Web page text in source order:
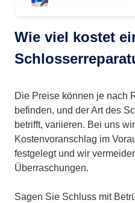
Wie viel kostet
Die Preise können je nach
befinden, und der Art des
betrifft, variieren. Bei uns
Kostenvoranschlag im
festgelegt und wir
Überraschungen.
Sagen Sie Schluss mit